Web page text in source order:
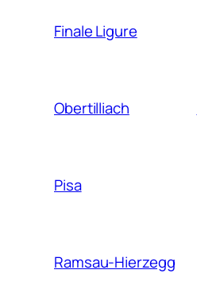
Finale Ligure
Obertilliach
Pisa
Ramsau-Hierzegg